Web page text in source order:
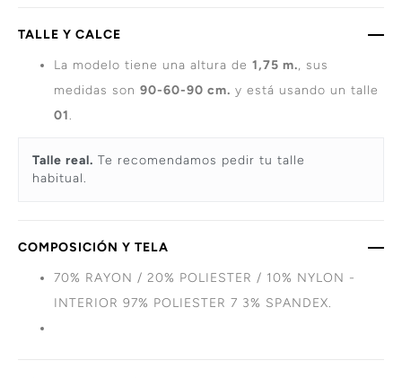
TALLE Y CALCE
La modelo tiene una altura de 1,75 m., sus
medidas son 90-60-90 cm. y está usando un talle
01.
Talle real. Te recomendamos pedir tu talle
habitual.
COMPOSICIÓN Y TELA
70% RAYON / 20% POLIESTER / 10% NYLON -
INTERIOR 97% POLIESTER 7 3% SPANDEX.